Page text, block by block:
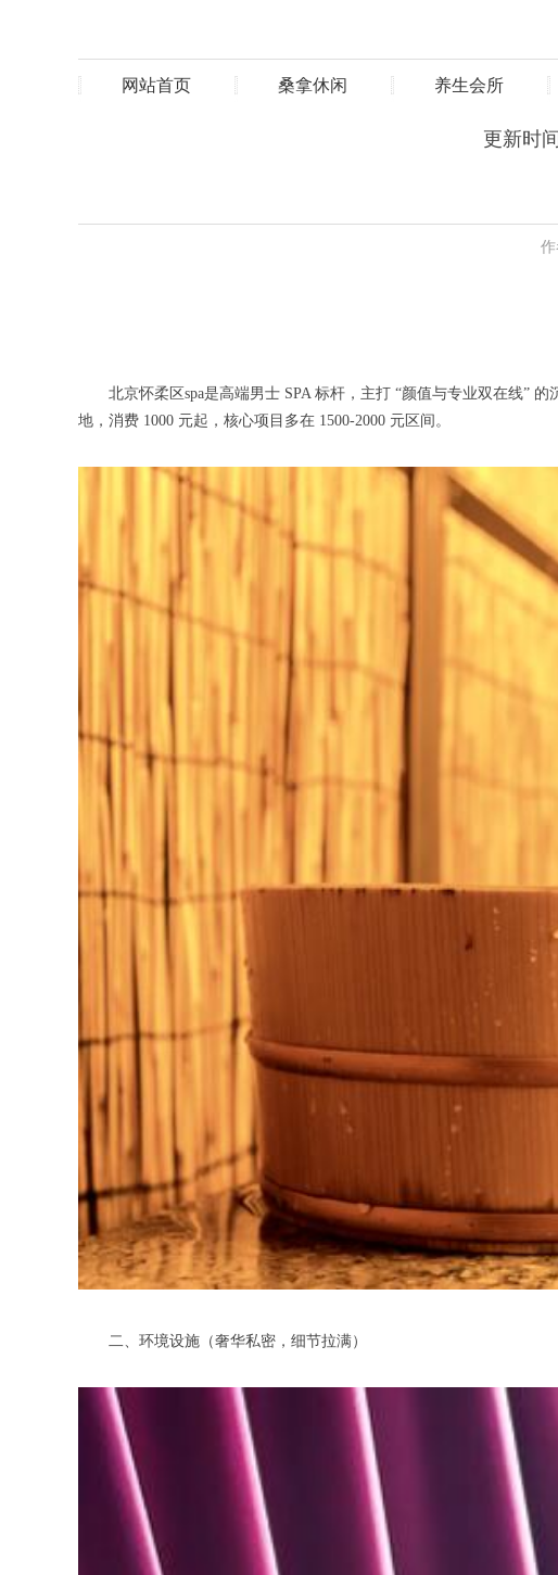
网站首页 桑拿休闲 养生会所
更新时
北京怀柔区spa是高端男士 SPA 标杆，主打 “颜值与专业双在线” 的
地，消费 1000 元起，核心项目多在 1500-2000 元区间。
二、环境设施（奢华私密，细节拉满）